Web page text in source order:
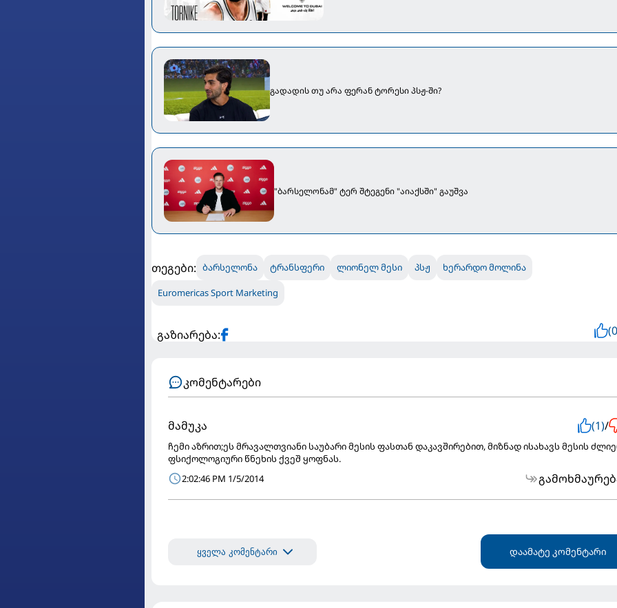
გადადის თუ არა ფერან ტორესი პსჟ-ში?
"ბარსელონამ" ტერ შტეგენი "აიაქსში" გაუშვა
თეგები: ბარსელონა ტრანსფერი ლიონელ მესი პსჟ ხერარდო მოლინა
Euromericas Sport Marketing
გაზიარება:
კომენტარები
მამუკა (1)/
ჩემი აზრით;ეს მრავალთვიანი საუბარი მესის ფასთან დაკავშირებით, მიზნად ისახავს მესის
ფსიქოლოგიური წნეხის ქვეშ ყოფნას.
2:02:46 PM 1/5/2014
ყველა კომენტარი დაამატე კომენტარი